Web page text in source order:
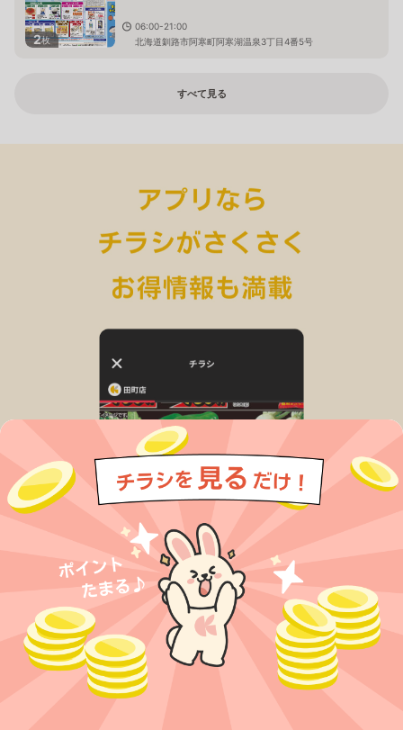
2枚
06:00-21:00
北海道釧路市阿寒町阿寒湖温泉3丁目4番5号
すべて見る